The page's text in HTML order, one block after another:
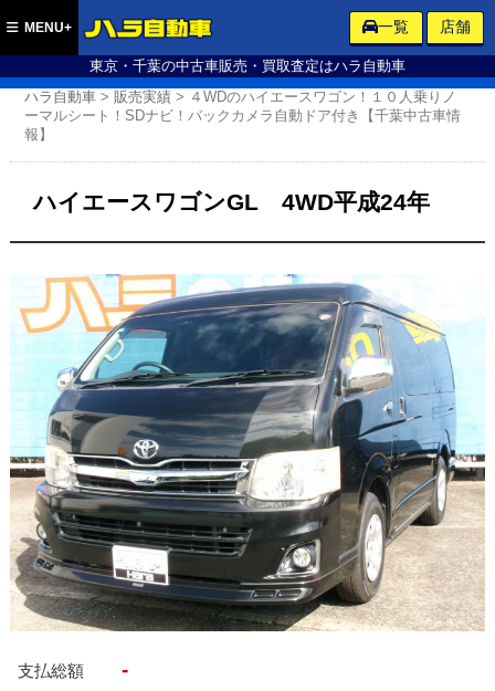
東京・千葉の中古車販売・買取査定はハラ自動車
MENU+ 一覧 店舗
ハラ自動車 >販売実績 > ４WDのハイエースワゴン！１０人乗りノ
ーマルシート！SDナビ！バックカメラ自動ドア付き【千葉中古車情
報】
ハイエースワゴンGL 4WD平成24年
支払総額 -